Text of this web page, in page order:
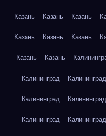
Казань Казань Казань
Казань Казань Казань
Казань Казань
Калининград Калининград
Калининград Калининград
Калининград Калининград